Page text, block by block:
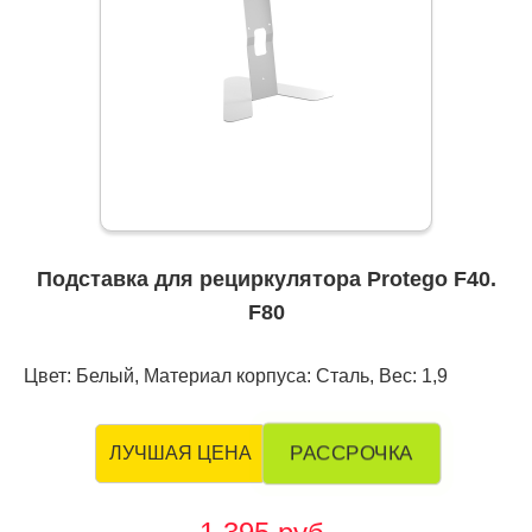
Подставка для рециркулятора Protego F40.
F80
Цвет: Белый, Материал корпуса: Сталь, Вес: 1,9
ЛУЧШАЯ ЦЕНА РАССРОЧКА